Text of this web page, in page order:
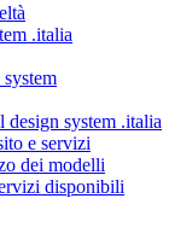
.italia
system .italia
e servizi
dei modelli
disponibili